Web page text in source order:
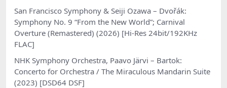
San Francisco Symphony & Seiji Ozawa – Dvořák:
Symphony No. 9 “From the New World”; Carnival
Overture (Remastered) (2026) [Hi-Res 24bit/192KHz
FLAC]
NHK Symphony Orchestra, Paavo Järvi – Bartok:
Concerto for Orchestra / The Miraculous Mandarin Suite
(2023) [DSD64 DSF]